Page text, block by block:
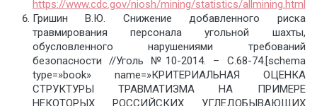
https://www.cdc.gov/niosh/mining/statistics/allmining.html
Гришин В.Ю. Снижение добавленного риска
травмирования персонала угольной шахты,
обусловленного нарушениями требований
безопасности //Уголь №10-2014. – С.68-74.[schema
type=»book» name=»КРИТЕРИАЛЬНАЯ ОЦЕНКА
СТРУКТУРЫ ТРАВМАТИЗМА НА ПРИМЕРЕ
НЕКОТОРЫХ РОССИЙСКИХ УГЛЕДОБЫВАЮЩИХ